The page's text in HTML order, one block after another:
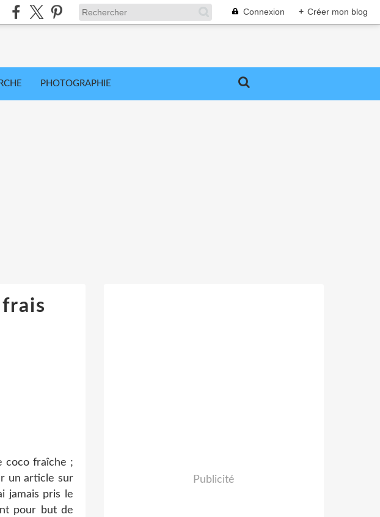
Connexion + Créer mon blog
PHOTOGRAPHIE
coco fraîche ;
un article sur
jamais pris le
pour but de
Publicité